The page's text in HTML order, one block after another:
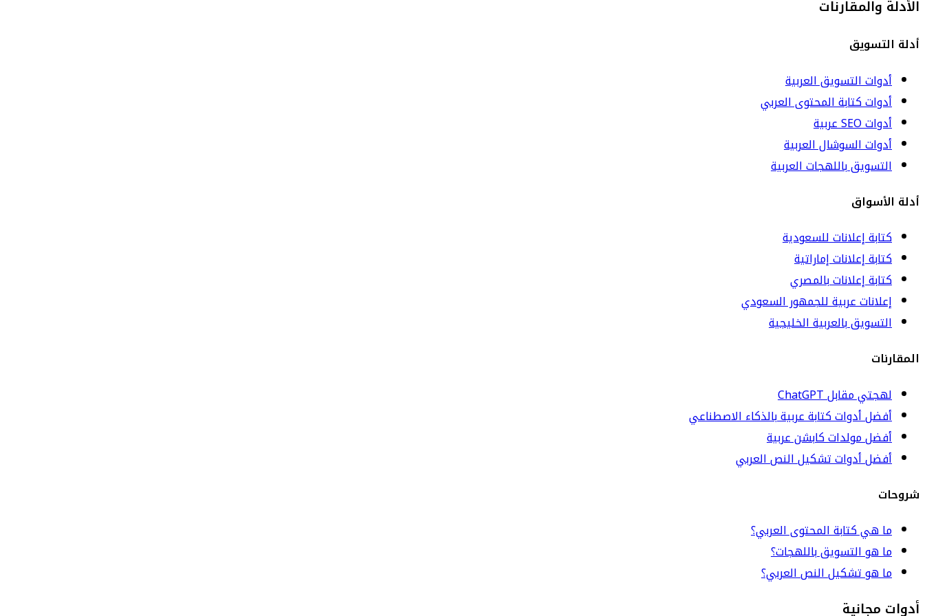
الأدلة والمقارنات
أدلة التسويق
أدوات التسويق العربية
أدوات كتابة المحتوى العربي
أدوات SEO عربية
أدوات السوشال العربية
التسويق باللهجات العربية
أدلة الأسواق
كتابة إعلانات للسعودية
كتابة إعلانات إماراتية
كتابة إعلانات بالمصري
إعلانات عربية للجمهور السعودي
التسويق بالعربية الخليجية
المقارنات
لهجتي مقابل ChatGPT
أفضل أدوات كتابة عربية بالذكاء الاصطناعي
أفضل مولدات كابشن عربية
أفضل أدوات تشكيل النص العربي
شروحات
ما هي كتابة المحتوى العربي؟
ما هو التسويق باللهجات؟
ما هو تشكيل النص العربي؟
أدوات مجانية